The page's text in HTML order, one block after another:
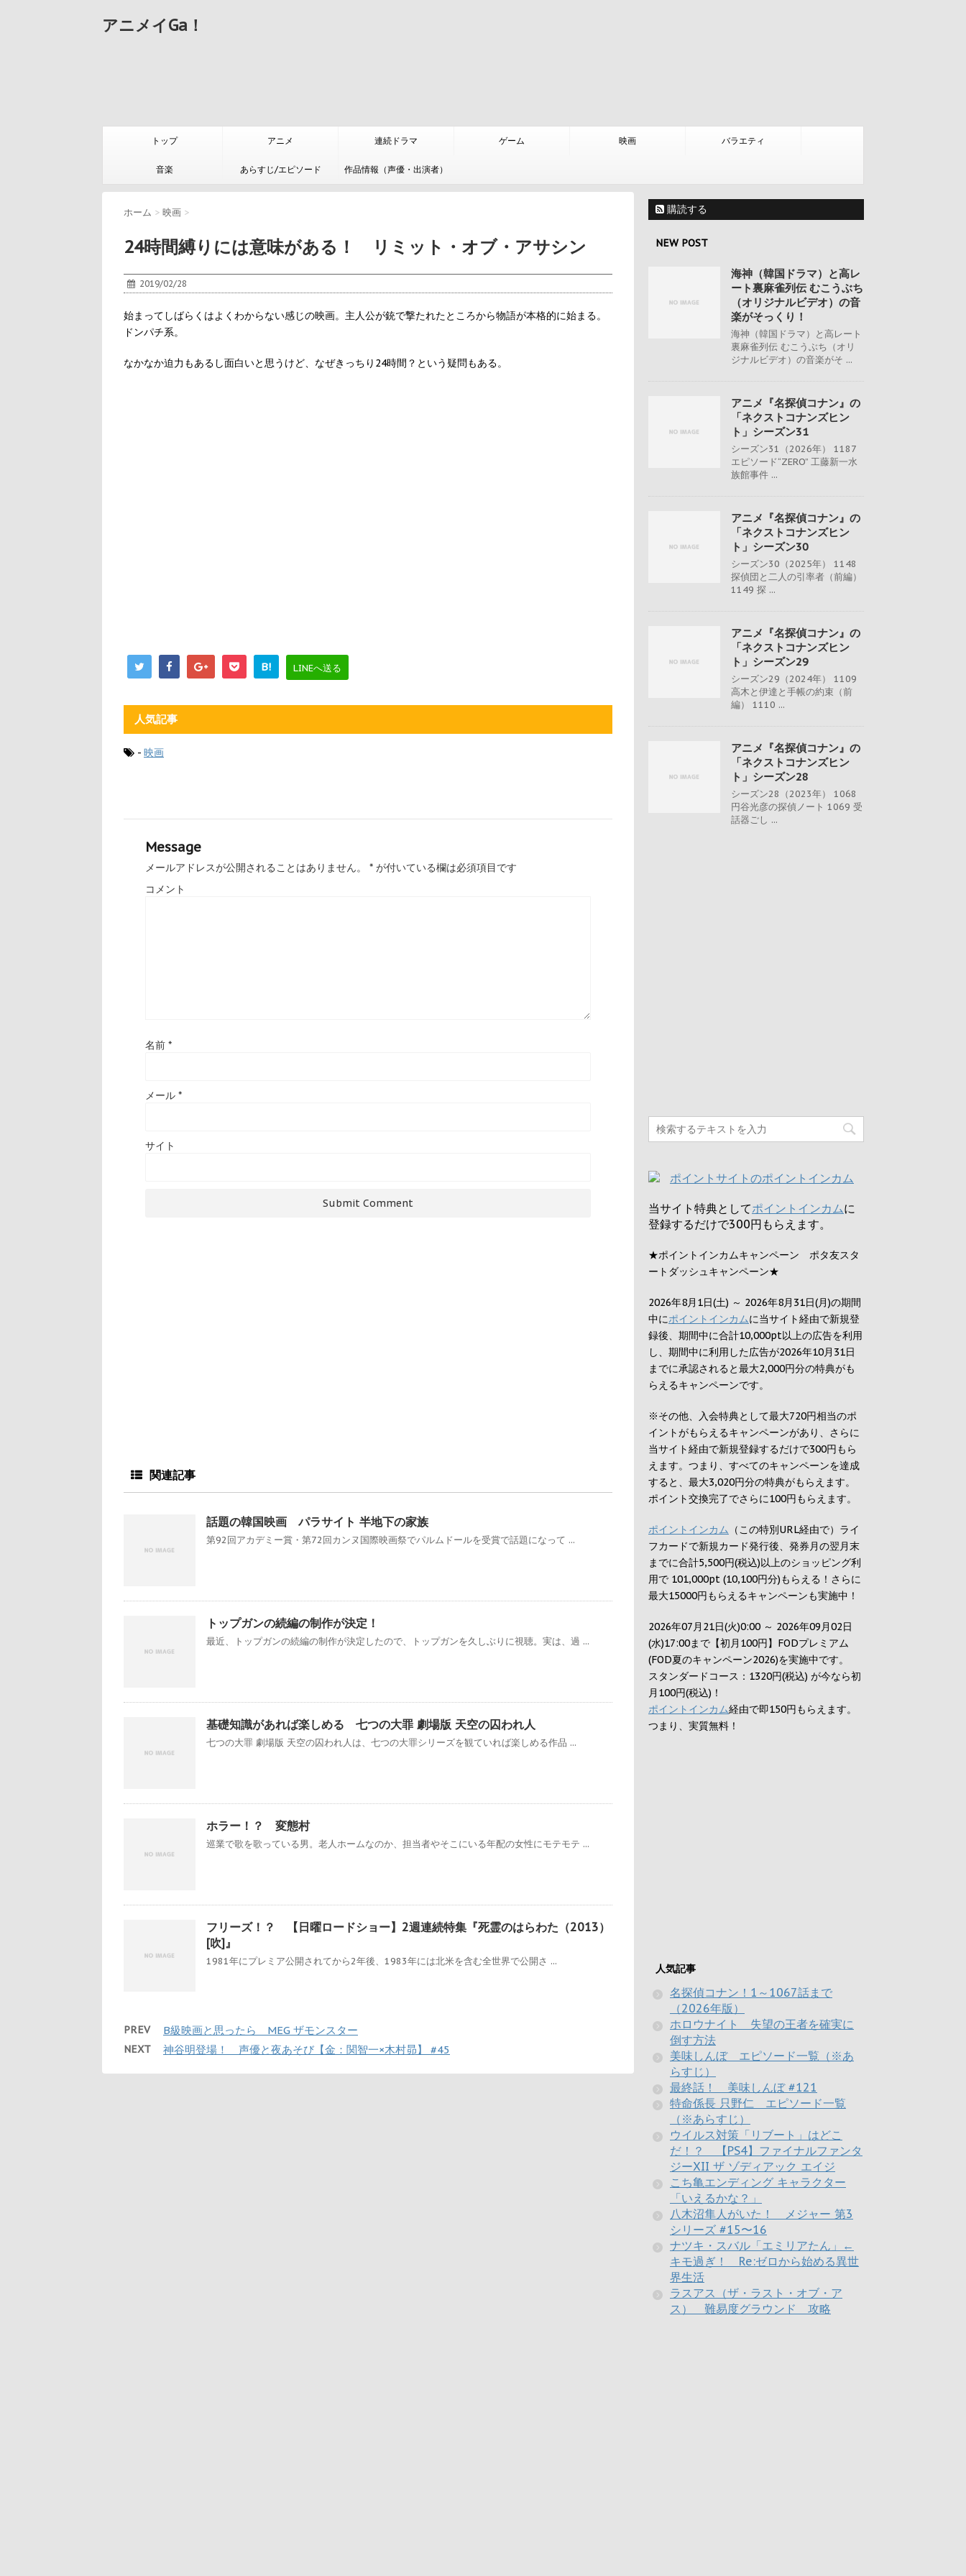
アニメイGa！
トップ アニメ 連続ドラマ ゲーム 映画 バラエティ
音楽 あらすじ/エピソード 作品情報（声優・出演者）
ホーム > 映画 >
24時間縛りには意味がある！ リミット・オブ・アサシン
2019/02/28
始まってしばらくはよくわからない感じの映画。主人公が銃で撃たれたところから物語が本格的に始まる。
ドンパチ系。
なかなか迫力もあるし面白いと思うけど、なぜきっちり24時間？という疑問もある。
B! LINEへ送る
人気記事
- 映画
Message
メールアドレスが公開されることはありません。 * が付いている欄は必須項目です
コメント
名前 *
メール *
サイト
関連記事
話題の韓国映画 パラサイト 半地下の家族
第92回アカデミー賞・第72回カンヌ国際映画祭でパルムドールを受賞で話題になって ...
トップガンの続編の制作が決定！
最近、トップガンの続編の制作が決定したので、トップガンを久しぶりに視聴。実は、過 ...
基礎知識があれば楽しめる 七つの大罪 劇場版 天空の囚われ人
七つの大罪 劇場版 天空の囚われ人は、七つの大罪シリーズを観ていれば楽しめる作品 ...
ホラー！？ 変態村
巡業で歌を歌っている男。老人ホームなのか、担当者やそこにいる年配の女性にモテモテ ...
フリーズ！？ 【日曜ロードショー】2週連続特集『死霊のはらわた（2013）
[吹]』
1981年にプレミア公開されてから2年後、1983年には北米を含む全世界で公開さ ...
PREV B級映画と思ったら MEG ザモンスター
NEXT 神谷明登場！ 声優と夜あそび【金：関智一×木村昴】 #45
購読する
NEW POST
海神（韓国ドラマ）と高レ
ート裏麻雀列伝 むこうぶち
（オリジナルビデオ）の音
楽がそっくり！
海神（韓国ドラマ）と高レート
裏麻雀列伝 むこうぶち（オリ
ジナルビデオ）の音楽がそ ...
アニメ『名探偵コナン』の
「ネクストコナンズヒン
ト」シーズン31
シーズン31（2026年） 1187
エピソード“ZERO” 工藤新一水
族館事件 ...
アニメ『名探偵コナン』の
「ネクストコナンズヒン
ト」シーズン30
シーズン30（2025年） 1148
探偵団と二人の引率者（前編）
1149 探 ...
アニメ『名探偵コナン』の
「ネクストコナンズヒン
ト」シーズン29
シーズン29（2024年） 1109
高木と伊達と手帳の約束（前
編） 1110 ...
アニメ『名探偵コナン』の
「ネクストコナンズヒン
ト」シーズン28
シーズン28（2023年） 1068
円谷光彦の探偵ノート 1069 受
話器ごし ...
当サイト特典としてポイントインカムに
登録するだけで300円 もらえます。
★ポイントインカムキャンペーン ポタ友スタ
ートダッシュキャンペーン★
2026年8月1日(土) ～ 2026年8月31日(月)の期間
中にポイントインカムに当サイト経由で新規登
録後、期間中に合計10,000pt以上の広告を利用
し、期間中に利用した広告が2026年10月31日
までに承認されると最大2,000円分の特典がも
らえるキャンペーンです。
※その他、入会特典として最大720円相当のポ
イントがもらえるキャンペーンがあり、さらに
当サイト経由で新規登録するだけで300円もら
えます。つまり、すべてのキャンペーンを達成
すると、最大3,020円分の特典がもらえます。
ポイント交換完了でさらに100円もらえます。
ポイントインカム （この特別URL経由で）ライ
フカードで新規カード発行後、発券月の翌月末
までに合計5,500円(税込)以上のショッピング利
用で 101,000pt (10,100円分)もらえる！さらに
最大15000円もらえるキャンペーンも実施中！
2026年07月21日(火)0:00 ～ 2026年09月02日
(水)17:00まで【初月100円】FODプレミアム
(FOD夏のキャンペーン2026)を実施中です。
スタンダードコース：1320円(税込) が今なら初
月100円(税込)！
ポイントインカム経由で即150円もらえます。
つまり、実質無料！
人気記事
名探偵コナン！1～1067話まで
（2026年版）
ホロウナイト 失望の王者を確実に
倒す方法
美味しんぼ エピソード一覧（※あ
らすじ）
最終話！ 美味しんぼ #121
特命係長 只野仁 エピソード一覧
（※あらすじ）
ウイルス対策「リブート」はどこ
だ！？ 【PS4】ファイナルファンタ
ジーXII ザ ゾディアック エイジ
こち亀エンディング キャラクター
「いえるかな？」
八木沼隼人がいた！ メジャー 第3
シリーズ #15〜16
ナツキ・スバル「エミリアたん」←
キモ過ぎ！ Re:ゼロから始める異世
界生活
ラスアス（ザ・ラスト・オブ・ア
ス） 難易度グラウンド 攻略